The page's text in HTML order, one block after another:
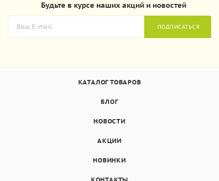
Будьте в курсе наших акций и новостей
ПОДПИСАТЬСЯ
КАТАЛОГ ТОВАРОВ
БЛОГ
НОВОСТИ
АКЦИИ
НОВИНКИ